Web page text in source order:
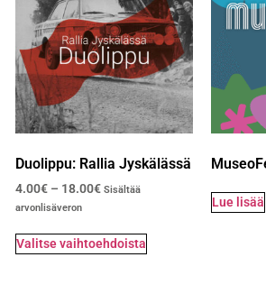
Duolippu: Rallia Jyskälässä
4.00€ – 18.00€ Sisältää
arvonlisäveron
Valitse vaihtoehdoista
Lue lisää